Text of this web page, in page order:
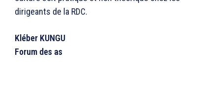
dirigeants de la RDC.
Kléber KUNGU
Forum des as